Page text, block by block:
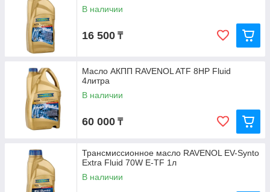
В наличии
16 500 ₸
Масло АКПП RAVENOL ATF 8HP Fluid
4литра
В наличии
60 000 ₸
Трансмиссионное масло RAVENOL EV-Synto
Extra Fluid 70W E-TF 1л
В наличии